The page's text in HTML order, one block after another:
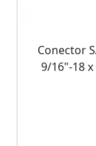
Conector
9/16"-18 x